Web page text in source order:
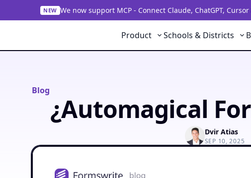
NEW We now support MCP - Connect Claude, ChatGPT,
Product Schools & Districts
Blog
¿Automagical
Dvir Atias
SEP 10, 2025